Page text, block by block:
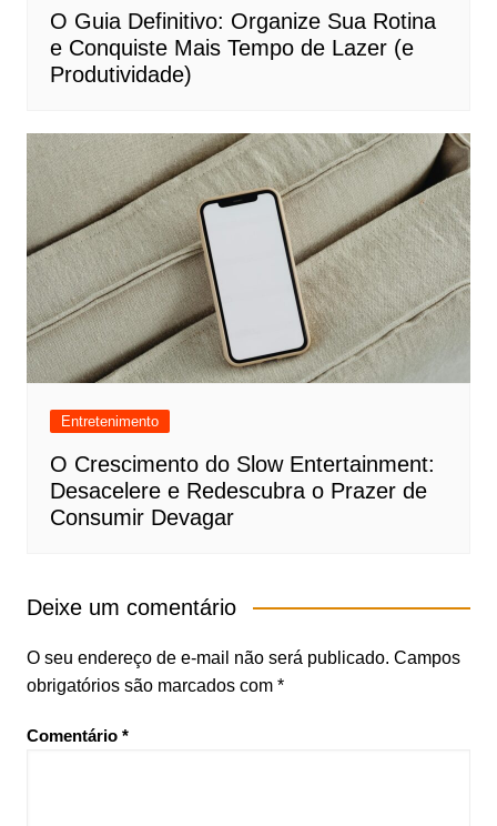
O Guia Definitivo: Organize Sua Rotina
e Conquiste Mais Tempo de Lazer (e
Produtividade)
Entretenimento
O Crescimento do Slow Entertainment:
Desacelere e Redescubra o Prazer de
Consumir Devagar
Deixe um comentário
O seu endereço de e-mail não será publicado. Campos
obrigatórios são marcados com *
Comentário *